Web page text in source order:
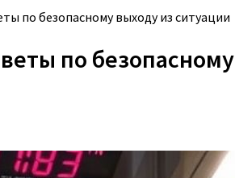
по безопасному выходу из ситуации
по безопасному